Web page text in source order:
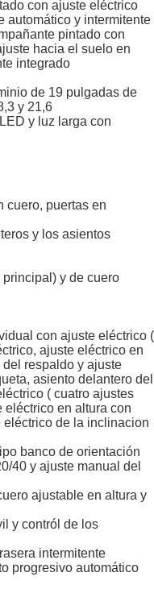
con ajuste eléctrico
automático y intermitente
pintado con
hacia el suelo en
integrado
de 19 pulgadas de
y 21,6
y luz larga con
cuero, puertas en
y los asientos
y de cuero
con ajuste eléctrico (
ajuste eléctrico en
respaldo y ajuste
asiento delantero del
( cuatro ajustes
eléctrico en altura con
de la inclinacion
banco de orientación
40 y ajuste manual del
ajustable en altura y
y contról de los
intermitente
progresivo automático